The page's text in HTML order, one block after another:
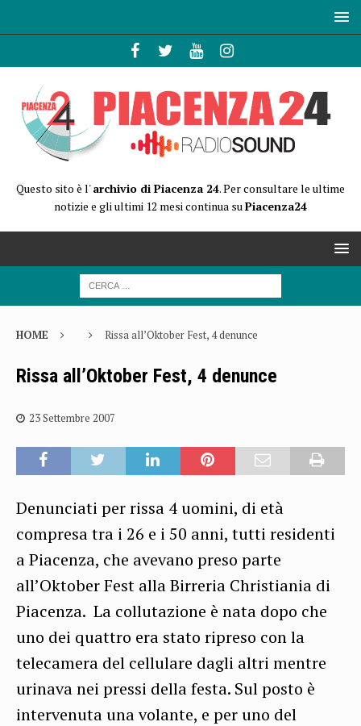
Questo sito è l'archivio di Piacenza 24. Per consultare le ultime
notizie e gli ultimi 12 mesi continua suPiacenza24
HOME Rissa all’Oktober Fest, 4 denunce
Rissa all’Oktober Fest, 4 denunce
23 Settembre 2007
Denunciati per rissa 4 uomini, di età
compresa tra i 26 e i 50 anni, tutti residenti
a Piacenza, che avevano preso parte
all’Oktober Fest alla Birreria Christiania di
Piacenza. La collutazione è nata dopo che
uno dei quattro era stato ripreso con la
telecamera del cellulare dagli altri mentre
urinava nei pressi della festa. Sul posto è
intervenuta una volante, e per uno del